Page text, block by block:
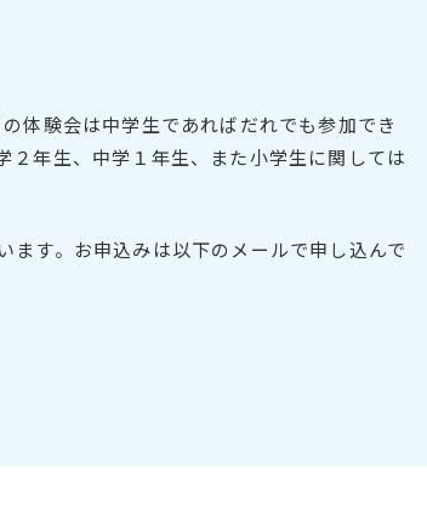
体験会は中学生であればだれでも参加でき
２年生、中学１年生、また小学生に関しては
ます。お申込みは以下のメールで申し込んで